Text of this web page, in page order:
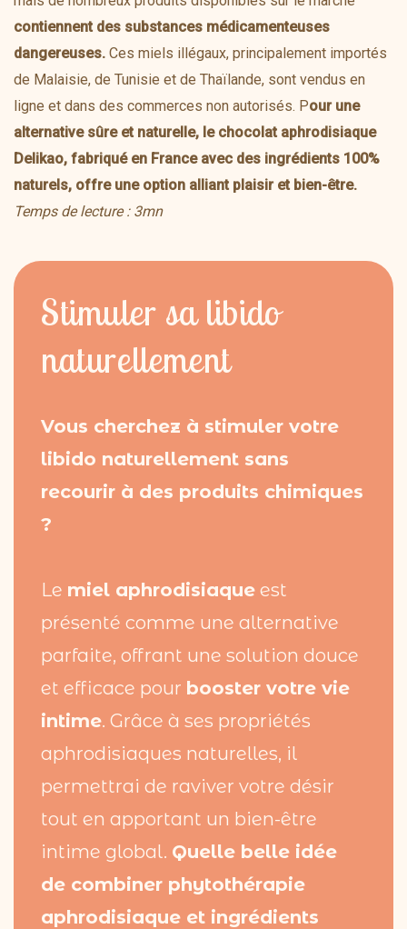
contiennent des substances médicamenteuses
dangereuses. Ces miels illégaux, principalement importés
de Malaisie, de Tunisie et de Thaïlande, sont vendus en
ligne et dans des commerces non autorisés. Pour une
alternative sûre et naturelle, le chocolat aphrodisiaque
Delikao, fabriqué en France avec des ingrédients 100%
naturels, offre une option alliant plaisir et bien-être.
Temps de lecture : 3mn
Stimuler sa libido
naturellement
Vous cherchez à stimuler votre
libido naturellement sans
recourir à des produits chimiques
?
Le miel aphrodisiaque est
présenté comme une alternative
parfaite, offrant une solution douce
et efficace pour booster votre vie
intime. Grâce à ses propriétés
aphrodisiaques naturelles, il
permettrai de raviver votre désir
tout en apportant un bien-être
intime global. Quelle belle idée
de combiner phytothérapie
aphrodisiaque et ingrédients